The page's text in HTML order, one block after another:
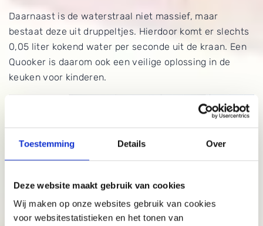
Toestemming Details Over
Deze website maakt gebruik van cookies
Wij maken op onze websites gebruik van cookies
voor websitestatistieken en het tonen van
Daarnaast is de waterstraal niet massief, maar
bestaat deze uit druppeltjes. Hierdoor komt er slechts
0,05 liter kokend water per seconde uit de kraan. Een
Quooker is daarom ook een veilige oplossing in de
keuken voor kinderen.